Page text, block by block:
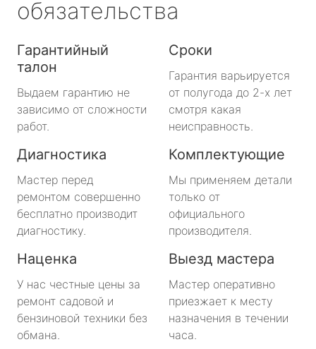
обязательства
Гарантийный
талон
Выдаем гарантию не
зависимо от сложности
работ.
Сроки
Гарантия варьируется
от полугода до 2-х лет
смотря какая
неисправность.
Диагностика
Мастер перед
ремонтом совершенно
бесплатно производит
диагностику.
Комплектующие
Мы применяем детали
только от
официального
производителя.
Наценка
У нас честные цены за
ремонт садовой и
бензиновой техники без
обмана.
Выезд мастера
Мастер оперативно
приезжает к месту
назначения в течении
часа.